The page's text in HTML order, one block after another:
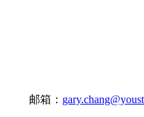
邮箱：